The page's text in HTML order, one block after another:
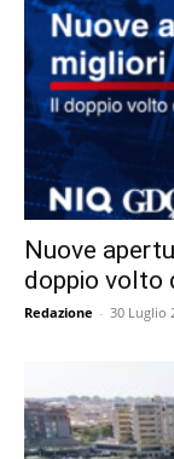
Nuove
doppio volto
Redazione - 30 Luglio